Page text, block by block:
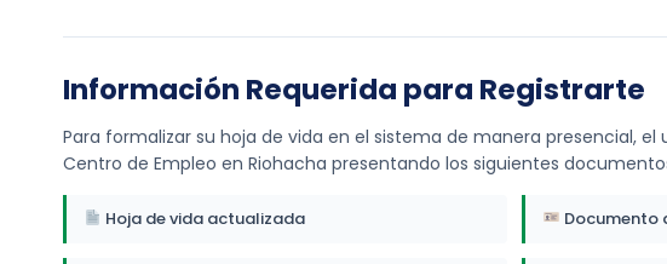
Información Requerida para Registrarte
Para formalizar su hoja de vida en el sistema de manera presencial,
Centro de Empleo en Riohacha presentando los siguientes
Hoja de vida actualizada Documento